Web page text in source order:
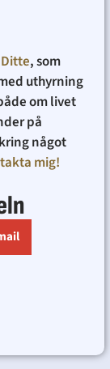
Ditte, som
uthyrning
om livet
på
något
mig!